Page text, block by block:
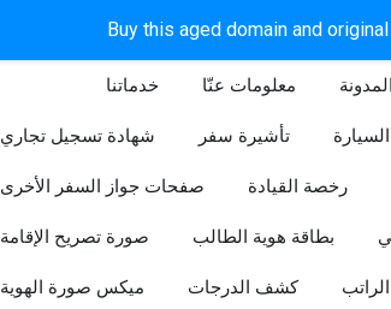
Buy this aged domain and
خدماتنا معلومات عنّا المدونة
شهادة تسجيل تجاري تأشيرة سفر
صفحات جواز السفر الأخرى رخصة القيادة
صورة تصريح الإقامة بطاقة هوية الطالب
ميكس صورة الهوية كشف الدرجات